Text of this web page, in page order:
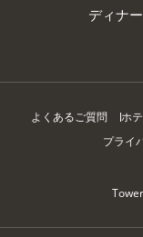
ディナ
よくあるご質問 ホ
プライ